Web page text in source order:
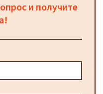
и получите